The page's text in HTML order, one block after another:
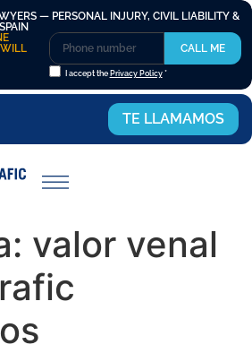
— PERSONAL INJURY, CIVIL LIABILITY &
I accept the Privacy Policy*
CALL ME
TE LLAMAMOS
valor venal